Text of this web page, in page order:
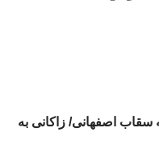
اصفهانی/ زاکانی به